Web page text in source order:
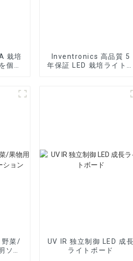
栽培
個別
Inventronics 高品質 5
年保証 LED 栽培ライト用
野菜/
ソリ
UV IR 独立制御 LED 成長
ライトボード